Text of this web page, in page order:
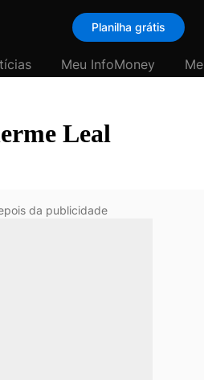
Planilha grátis
Meu InfoMoney
Leal
da publicidade